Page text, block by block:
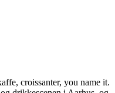
croissanter, you name it.